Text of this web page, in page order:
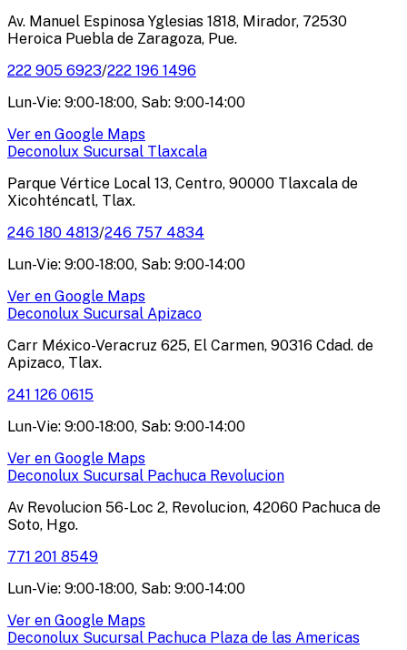
Av. Manuel Espinosa Yglesias 1818, Mirador, 72530
Heroica Puebla de Zaragoza, Pue.
222 905 6923/222 196 1496
Lun-Vie: 9:00-18:00, Sab: 9:00-14:00
Ver en Google Maps
Deconolux Sucursal Tlaxcala
Parque Vértice Local 13, Centro, 90000 Tlaxcala de
Xicohténcatl, Tlax.
246 180 4813/246 757 4834
Lun-Vie: 9:00-18:00, Sab: 9:00-14:00
Ver en Google Maps
Deconolux Sucursal Apizaco
Carr México-Veracruz 625, El Carmen, 90316 Cdad. de
Apizaco, Tlax.
241 126 0615
Lun-Vie: 9:00-18:00, Sab: 9:00-14:00
Ver en Google Maps
Deconolux Sucursal Pachuca Revolucion
Av Revolucion 56-Loc 2, Revolucion, 42060 Pachuca de
Soto, Hgo.
771 201 8549
Lun-Vie: 9:00-18:00, Sab: 9:00-14:00
Ver en Google Maps
Deconolux Sucursal Pachuca Plaza de las Americas